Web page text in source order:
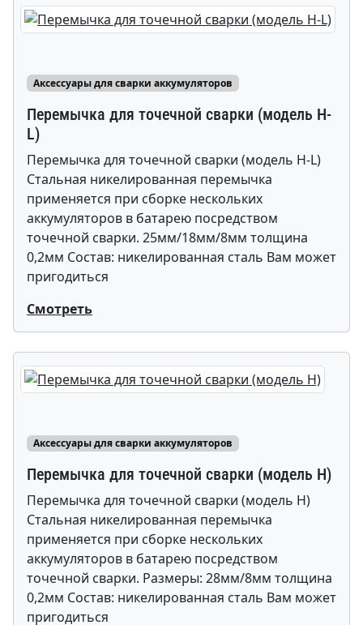
Аксессуары для сварки аккумуляторов
Перемычка для точечной сварки (модель H-
L)
Перемычка для точечной сварки (модель H-L)
Стальная никелированная перемычка
применяется при сборке нескольких
аккумуляторов в батарею посредством
точечной сварки. 25мм/18мм/8мм толщина
0,2мм Состав: никелированная сталь Вам может
пригодиться
Смотреть
Аксессуары для сварки аккумуляторов
Перемычка для точечной сварки (модель H)
Перемычка для точечной сварки (модель H)
Стальная никелированная перемычка
применяется при сборке нескольких
аккумуляторов в батарею посредством
точечной сварки. Размеры: 28мм/8мм толщина
0,2мм Состав: никелированная сталь Вам может
пригодиться